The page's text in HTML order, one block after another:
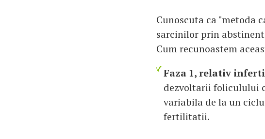
Cunoscuta ca "metoda
sarcinilor prin
Cum recunoastem
Faza 1, relativ
dezvoltarii foliculului
variabila de la un
fertilitatii.